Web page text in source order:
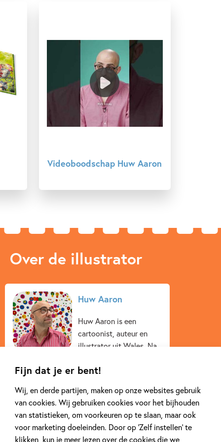
Fijn dat je er bent!
Wij, en derde partijen, maken op onze websites gebruik
van cookies. Wij gebruiken cookies voor het bijhouden
van statistieken, om voorkeuren op te slaan, maar ook
voor marketing doeleinden. Door op ‘Zelf instellen’ te
klikken, kun je meer lezen over de cookies die we
Videoboodschap Huw Aaron
Over de illustrator
Huw Aaron
Huw Aaron is een
cartoonist, auteur en
illustrator uit Wales. Na
financiële wereld, ging
cartoonist voor
tijdschriften. Daarna
begon Huw strips te
maken...